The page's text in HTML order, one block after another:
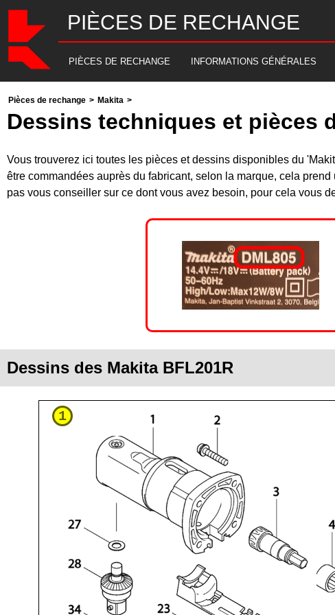
PIÈCES DE RECHANGE
PIÈCES DE RECHANGE INFORMATIONS GÉNÉRALES
Pièces de rechange > Makita >
Dessins techniques et pièces
Vous trouverez ici toutes les pièces et dessins disponibles du
être commandées auprès du fabricant, selon la marque, cela
pas vous conseiller sur ce dont vous avez besoin, pour cela vous
Dessins des Makita BFL201R
1